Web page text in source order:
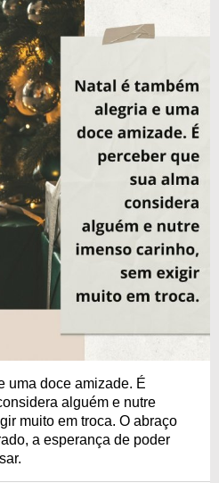
uma doce amizade. É
alguém e nutre
muito em troca. O abraço
a esperança de poder